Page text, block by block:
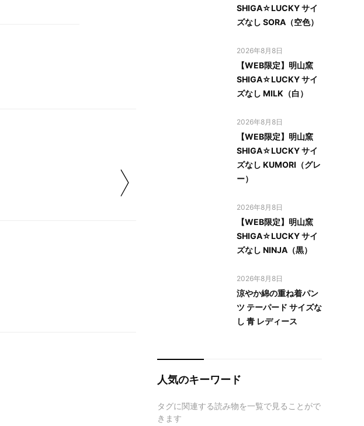
SHIGA☆LUCKY サイ
ズなし SORA（空色）
2026年8月8日
【WEB限定】明山窯
SHIGA☆LUCKY サイ
ズなし MILK（白）
2026年8月8日
【WEB限定】明山窯
SHIGA☆LUCKY サイ
ズなし KUMORI（グレ
ー）
2026年8月8日
【WEB限定】明山窯
SHIGA☆LUCKY サイ
ズなし NINJA（黒）
2026年8月8日
涼やか綿の重ね着パン
ツ テーパード サイズな
し 青 レディース
人気のキーワード
タグに関連する読み物を一覧で見ることがで
きます